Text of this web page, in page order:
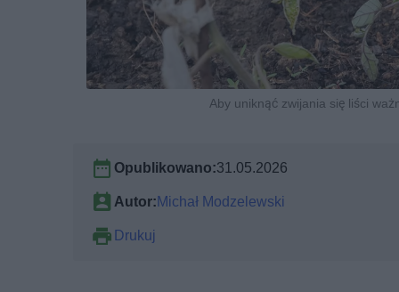
Aby uniknąć zwijania się liści
Opublikowano:31.05.2026
Autor:Michał Modzelewski
Drukuj